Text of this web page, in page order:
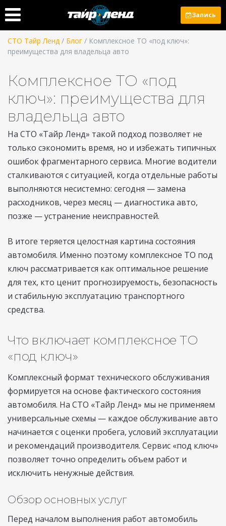
Запись
СТО Тайр Ленд / Блог / Комплексное ТО «под ключ»:
преимущества для владельца авто
Комплексное ТО «под
ключ»: преимущества для
владельца авто
На СТО «Тайр Ленд» такой подход позволяет не
только сэкономить время, но и избежать типичных
ошибок фрагментарного сервиса. Многие водители
сталкиваются с ситуацией, когда отдельные работы
выполняются несистемно: сегодня — замена
расходников, через месяц — диагностика авто,
позже — устранение неисправностей.
В итоге теряется целостная картина состояния
автомобиля. Именно поэтому комплексное ТО под
ключ рассматривается как оптимальное решение
для тех, кто ценит прогнозируемость, безопасность
и стабильную эксплуатацию транспортного
средства.
Что включает комплексное ТО
«под ключ»
Комплексный формат технического обслуживания
формируется на основе фактического состояния
автомобиля. На СТО «Тайр Ленд» мы не применяем
универсальные схемы — каждое обслуживание авто
начинается с оценки пробега, условий эксплуатации
и рекомендаций производителя. Сервис «под ключ»
позволяет точно определить объем работ и
исключить ненужные действия.
Обзор основных услуг
Перед началом выполнения работ автомобиль